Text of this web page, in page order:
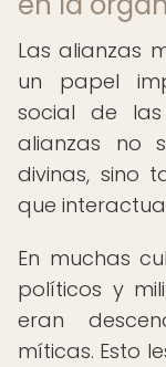
Las alianzas
un papel
social de las
alianzas no
divinas, sino
que
En muchas
políticos y
eran
míticas. Esto